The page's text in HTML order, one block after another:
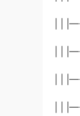
| |
| |
| |
| |